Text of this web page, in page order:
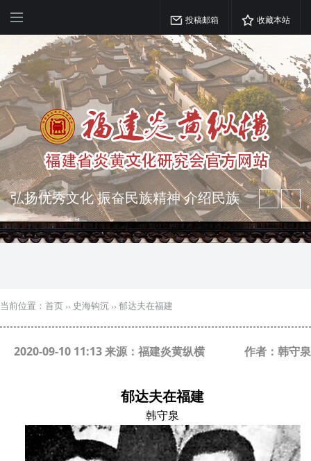
投稿邮箱 收藏本站
弘扬优秀文化 振奋民族精神 介绍民族
瑰宝 宣传中华精英
突出海西特色 报道台港澳侨 坚持古为
当前位置： 首页 ›› 史海钩沉 ›› 郁达夫在福建
2020-09-10 11:13 来源：福建炎黄纵横 作者：韩守泉
郁达夫在福建
韩守泉